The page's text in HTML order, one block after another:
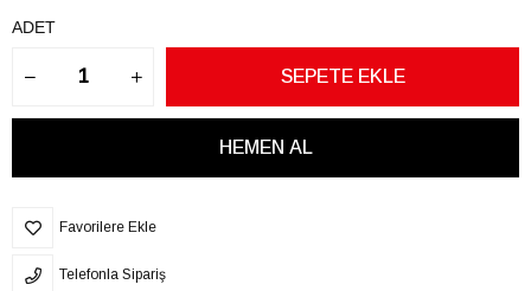
ADET
Favorilere Ekle
Telefonla Sipariş